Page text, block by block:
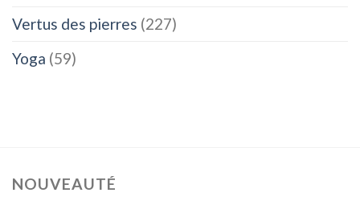
Vertus des pierres (227)
Yoga (59)
NOUVEAUTÉ